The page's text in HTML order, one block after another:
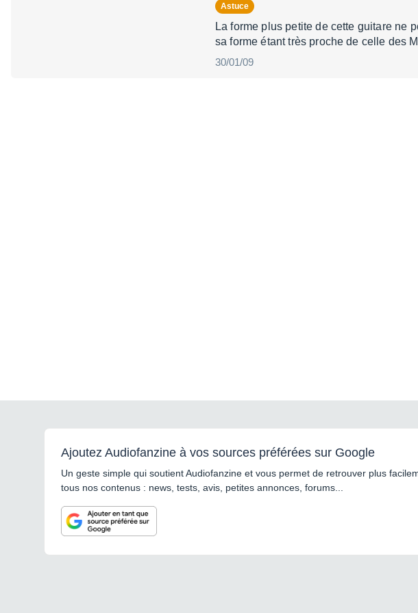
Astuce
La forme plus petite de cette guitare ne
sa forme étant très proche de celle des
30/01/09
Ajoutez Audiofanzine à vos sources préférées sur Google
Un geste simple qui soutient Audiofanzine et vous permet de retrouver plus
tous nos contenus : news, tests, avis, petites annonces, forums...